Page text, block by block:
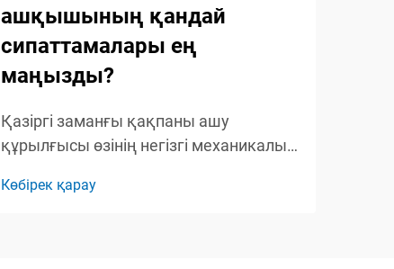
ашқышының қандай
сипаттамалары ең
маңызды?
Қазіргі заманғы қақпаны ашу
құрылғысы өзінің негізгі механикалық
ыңғайлылықты, қауіпсіздікті және
Көбірек қарау